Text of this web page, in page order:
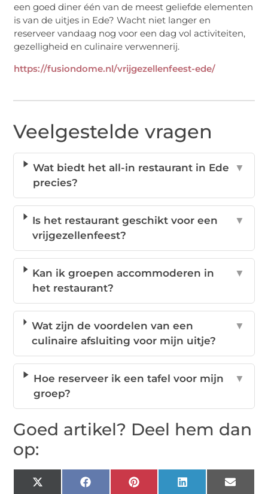
een goed diner één van de meest geliefde elementen
is van de uitjes in Ede? Wacht niet langer en
reserveer vandaag nog voor een dag vol activiteiten,
gezelligheid en culinaire verwennerij.
https://fusiondome.nl/vrijgezellenfeest-ede/
Veelgestelde vragen
Wat biedt het all-in restaurant in Ede
precies?
▼
Is het restaurant geschikt voor een
vrijgezellenfeest?
▼
Kan ik groepen accommoderen in
het restaurant?
▼
Wat zijn de voordelen van een
culinaire afsluiting voor mijn uitje?
▼
Hoe reserveer ik een tafel voor mijn
groep?
▼
Goed artikel? Deel hem dan
op:
X
FacebookPinterestLinkedIn Email